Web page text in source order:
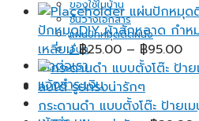
ของใช้ในบ้าน
ชั้นวางเอกสาร
แผ่นปักหมุดติดผนัง
อื่นๆ
ติดต่อเรา
แจ้งชำระเงิน
แผ่นปักหมุด
ปักหมุดDIY ผ้าสักหลาด กำห
เหลี่ยม ฿25.00 – ฿95.00
กระดานดำ แบบตั้งโต๊ะ ป้ายเ